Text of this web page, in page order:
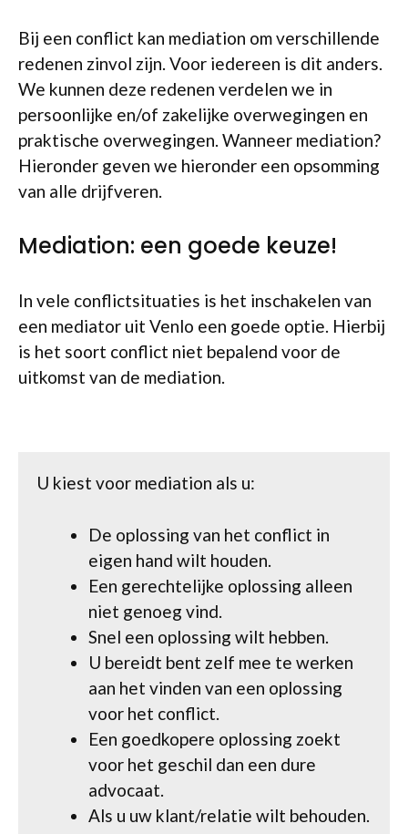
Bij een conflict kan mediation om verschillende
redenen zinvol zijn. Voor iedereen is dit anders.
We kunnen deze redenen verdelen we in
persoonlijke en/of zakelijke overwegingen en
praktische overwegingen. Wanneer mediation?
Hieronder geven we hieronder een opsomming
van alle drijfveren.
Mediation: een goede keuze!
In vele conflictsituaties is het inschakelen van
een mediator uit Venlo een goede optie. Hierbij
is het soort conflict niet bepalend voor de
uitkomst van de mediation.
U kiest voor mediation als u:
De oplossing van het conflict in
eigen hand wilt houden.
Een gerechtelijke oplossing alleen
niet genoeg vind.
Snel een oplossing wilt hebben.
U bereidt bent zelf mee te werken
aan het vinden van een oplossing
voor het conflict.
Een goedkopere oplossing zoekt
voor het geschil dan een dure
advocaat.
Als u uw klant/relatie wilt behouden.